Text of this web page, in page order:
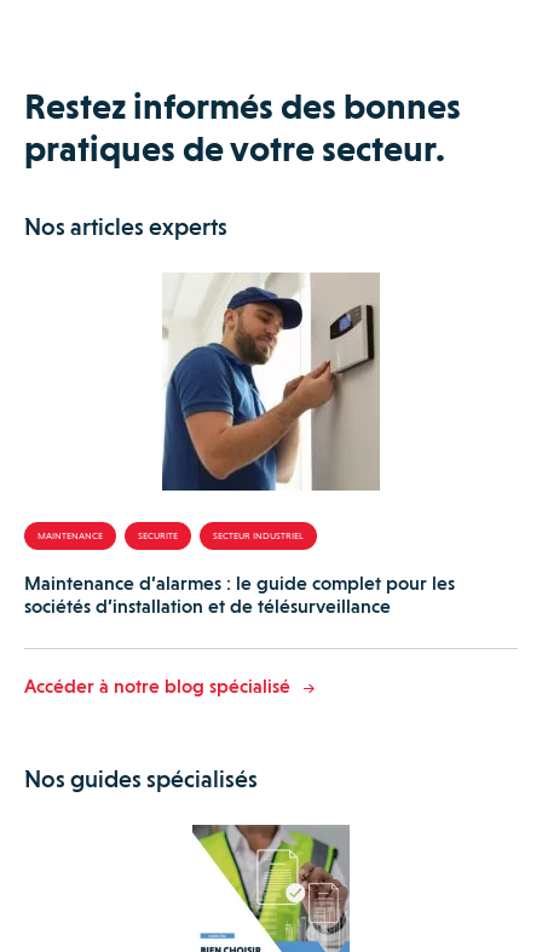
Restez informés des bonnes
pratiques de votre secteur.
Nos articles experts
MAINTENANCE SECURITE SECTEUR INDUSTRIEL
Maintenance d’alarmes : le guide complet pour les
sociétés d’installation et de télésurveillance
Accéder à notre blog spécialisé
Nos guides spécialisés